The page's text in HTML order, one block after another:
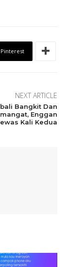
Pinterest
NEXT ARTICLE
Bangkit Dan
Enggan
Kali Kedua